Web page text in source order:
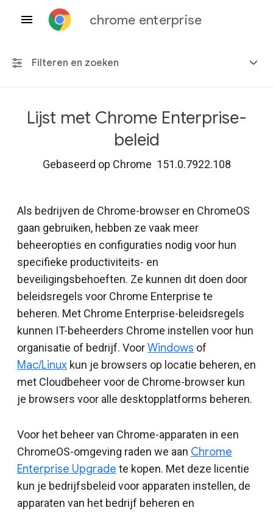
chrome enterprise
Filteren en zoeken
Elk platform
Inclusief beëindigd beleid
Lijst met Chrome Enterprise-
beleid
Gebaseerd op Chrome 151.0.7922.108
Als bedrijven de Chrome-browser en ChromeOS
gaan gebruiken, hebben ze vaak meer
beheeropties en configuraties nodig voor hun
specifieke productiviteits- en
beveiligingsbehoeften. Ze kunnen dit doen door
beleidsregels voor Chrome Enterprise te
beheren. Met Chrome Enterprise-beleidsregels
kunnen IT-beheerders Chrome instellen voor hun
organisatie of bedrijf. VoorWindows of
Mac/Linux kun je browsers op locatie beheren, en
met Cloudbeheer voor de Chrome-browser kun
je browsers voor alle desktopplatforms beheren.
Voor het beheer van Chrome-apparaten in een
ChromeOS-omgeving raden we aan Chrome
Enterprise Upgrade te kopen. Met deze licentie
kun je bedrijfsbeleid voor apparaten instellen, de
apparaten van het bedrijf beheren en